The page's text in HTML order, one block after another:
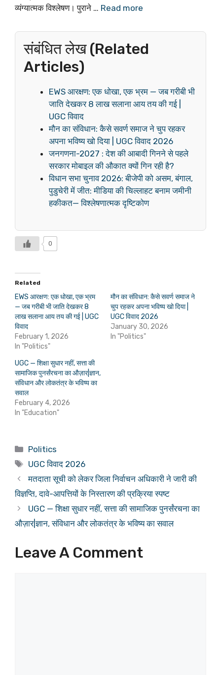
व्यंग्यात्मक विश्लेषण। पुराने … Read more
संबंधित लेख (Related
Articles)
EWS आरक्षण: एक धोखा, एक भ्रम — जब गरीबी भी
जाति देखकर 8 लाख सलाना आय तय की गई |
UGC विवाद
मौन का संविधान: कैसे सवर्ण समाज ने चुप रहकर
अपना भविष्य खो दिया | UGC विवाद 2026
जनगणना-2027 : देश की आबादी गिनने से पहले
सरकार मोबाइल की औकात क्यों गिन रही है?
विधान सभा चुनाव 2026: बीजेपी को असम, बंगाल,
पुडुचेरी में जीत: मीडिया की चिल्लाहट बनाम जमीनी
हकीकत— विश्लेषणात्मक दृष्टिकोण
0
Related
EWS आरक्षण: एक धोखा, एक भ्रम
— जब गरीबी भी जाति देखकर 8
लाख सलाना आय तय की गई | UGC
विवाद
February 1, 2026
In "Politics"
मौन का संविधान: कैसे सवर्ण समाज ने
चुप रहकर अपना भविष्य खो दिया |
UGC विवाद 2026
January 30, 2026
In "Politics"
UGC — शिक्षा सुधार नहीं, सत्ता की
सामाजिक पुनर्संरचना का औज़ार|ज्ञान,
संविधान और लोकतंत्र के भविष्य का
सवाल
February 4, 2026
In "Education"
Categories
Politics
Tags
UGC विवाद 2026
मतदाता सूची को लेकर जिला निर्वाचन अधिकारी ने जारी की
विज्ञप्ति, दावे-आपत्तियों के निस्तारण की प्रक्रिया स्पष्ट
UGC — शिक्षा सुधार नहीं, सत्ता की सामाजिक पुनर्संरचना का
औज़ार|ज्ञान, संविधान और लोकतंत्र के भविष्य का सवाल
Leave A Comment